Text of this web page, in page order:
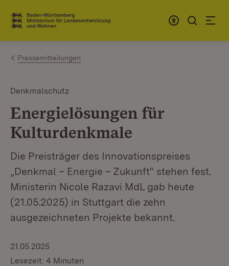
Zum Inhalt springen
Link zur Startseite
Pressemitteilungen
Denkmalschutz
Energielösungen für
Kulturdenkmale
Die Preisträger des Innovationspreises
„Denkmal – Energie – Zukunft“ stehen fest.
Ministerin Nicole Razavi MdL gab heute
(21.05.2025) in Stuttgart die zehn
ausgezeichneten Projekte bekannt.
21.05.2025
Lesezeit: 4 Minuten